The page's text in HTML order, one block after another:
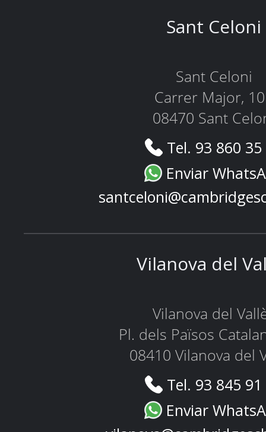
Sant Celoni
Sant Celoni
Carrer Major,
08470 Sant
Tel. 93 860
Enviar
Vilanova del
Vilanova del
Pl. dels Països
08410 Vilanova del
Tel. 93 845
Enviar